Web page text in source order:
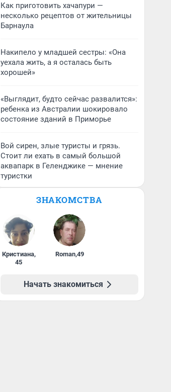
Как приготовить хачапури —
несколько рецептов от жительницы
Барнаула
Накипело у младшей сестры: «Она
уехала жить, а я осталась быть
хорошей»
«Выглядит, будто сейчас развалится»:
ребенка из Австралии шокировало
состояние зданий в Приморье
Вой сирен, злые туристы и грязь.
Стоит ли ехать в самый большой
аквапарк в Геленджике — мнение
туристки
ЗНАКОМСТВА
Кристиана,
45
Roman,49
Начать знакомиться